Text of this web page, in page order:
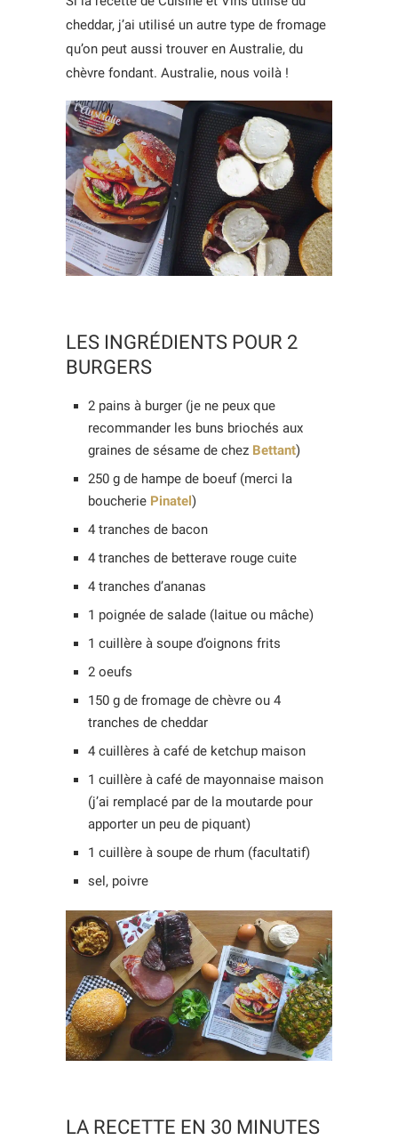
cheddar, j’ai utilisé un autre type de fromage
qu’on peut aussi trouver en Australie, du
chèvre fondant. Australie, nous voilà !
LES INGRÉDIENTS POUR 2
BURGERS
2 pains à burger (je ne peux que
recommander les buns briochés aux
graines de sésame de chez Bettant)
250 g de hampe de boeuf (merci la
boucherie Pinatel)
4 tranches de bacon
4 tranches de betterave rouge cuite
4 tranches d’ananas
1 poignée de salade (laitue ou mâche)
1 cuillère à soupe d’oignons frits
2 oeufs
150 g de fromage de chèvre ou 4
tranches de cheddar
4 cuillères à café de ketchup maison
1 cuillère à café de mayonnaise maison
(j’ai remplacé par de la moutarde pour
apporter un peu de piquant)
1 cuillère à soupe de rhum (facultatif)
sel, poivre
LA RECETTE EN 30 MINUTES